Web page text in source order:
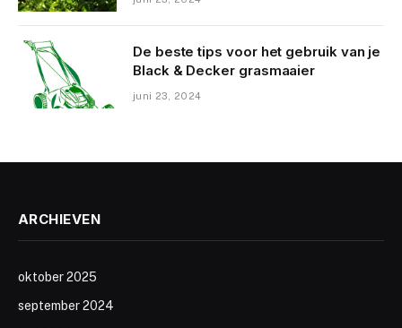
De beste tips voor het gebruik van je
Black & Decker grasmaaier
juni 23, 2024
ARCHIEVEN
oktober 2025
september 2024